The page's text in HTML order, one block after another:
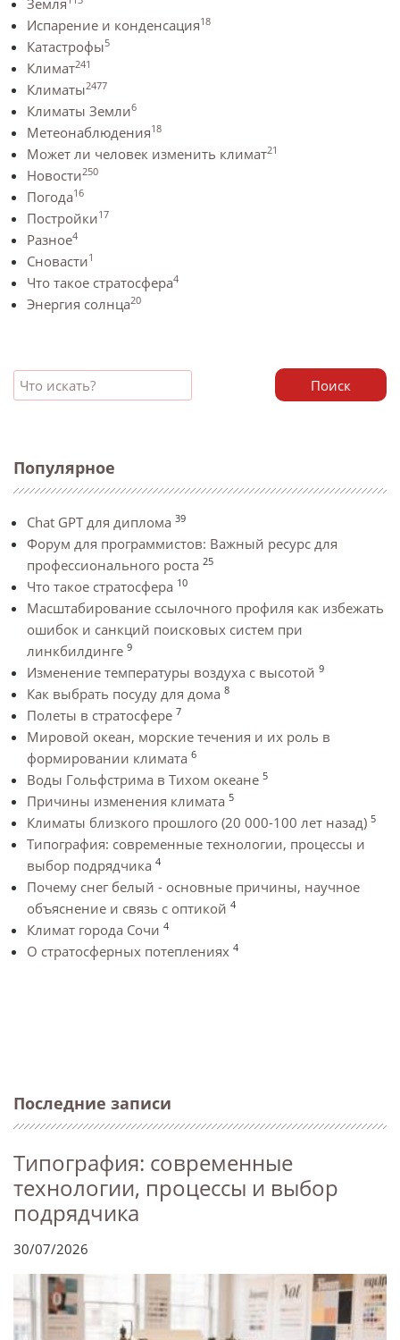
Земля
Испарение и конденсация18
Катастрофы5
Климат241
Климаты2477
Климаты Земли6
Метеонаблюдения18
Может ли человек изменить климат21
Новости250
Погода16
Постройки17
Разное4
Сновасти1
Что такое стратосфера4
Энергия солнца20
Поиск
Популярное
Chat GPT для диплома 39
Форум для программистов: Важный ресурс для
профессионального роста 25
Что такое стратосфера 10
Масштабирование ссылочного профиля как избежать
ошибок и санкций поисковых систем при
линкбилдинге 9
Изменение температуры воздуха с высотой 9
Как выбрать посуду для дома 8
Полеты в стратосфере 7
Мировой океан, морские течения и их роль в
формировании климата 6
Воды Гольфстрима в Тихом океане 5
Причины изменения климата 5
Климаты близкого прошлого (20 000-100 лет назад) 5
Типография: современные технологии, процессы и
выбор подрядчика 4
Почему снег белый - основные причины, научное
объяснение и связь с оптикой 4
Климат города Сочи 4
О стратосферных потеплениях 4
Последние записи
Типография: современные
технологии, процессы и выбор
подрядчика
30/07/2026